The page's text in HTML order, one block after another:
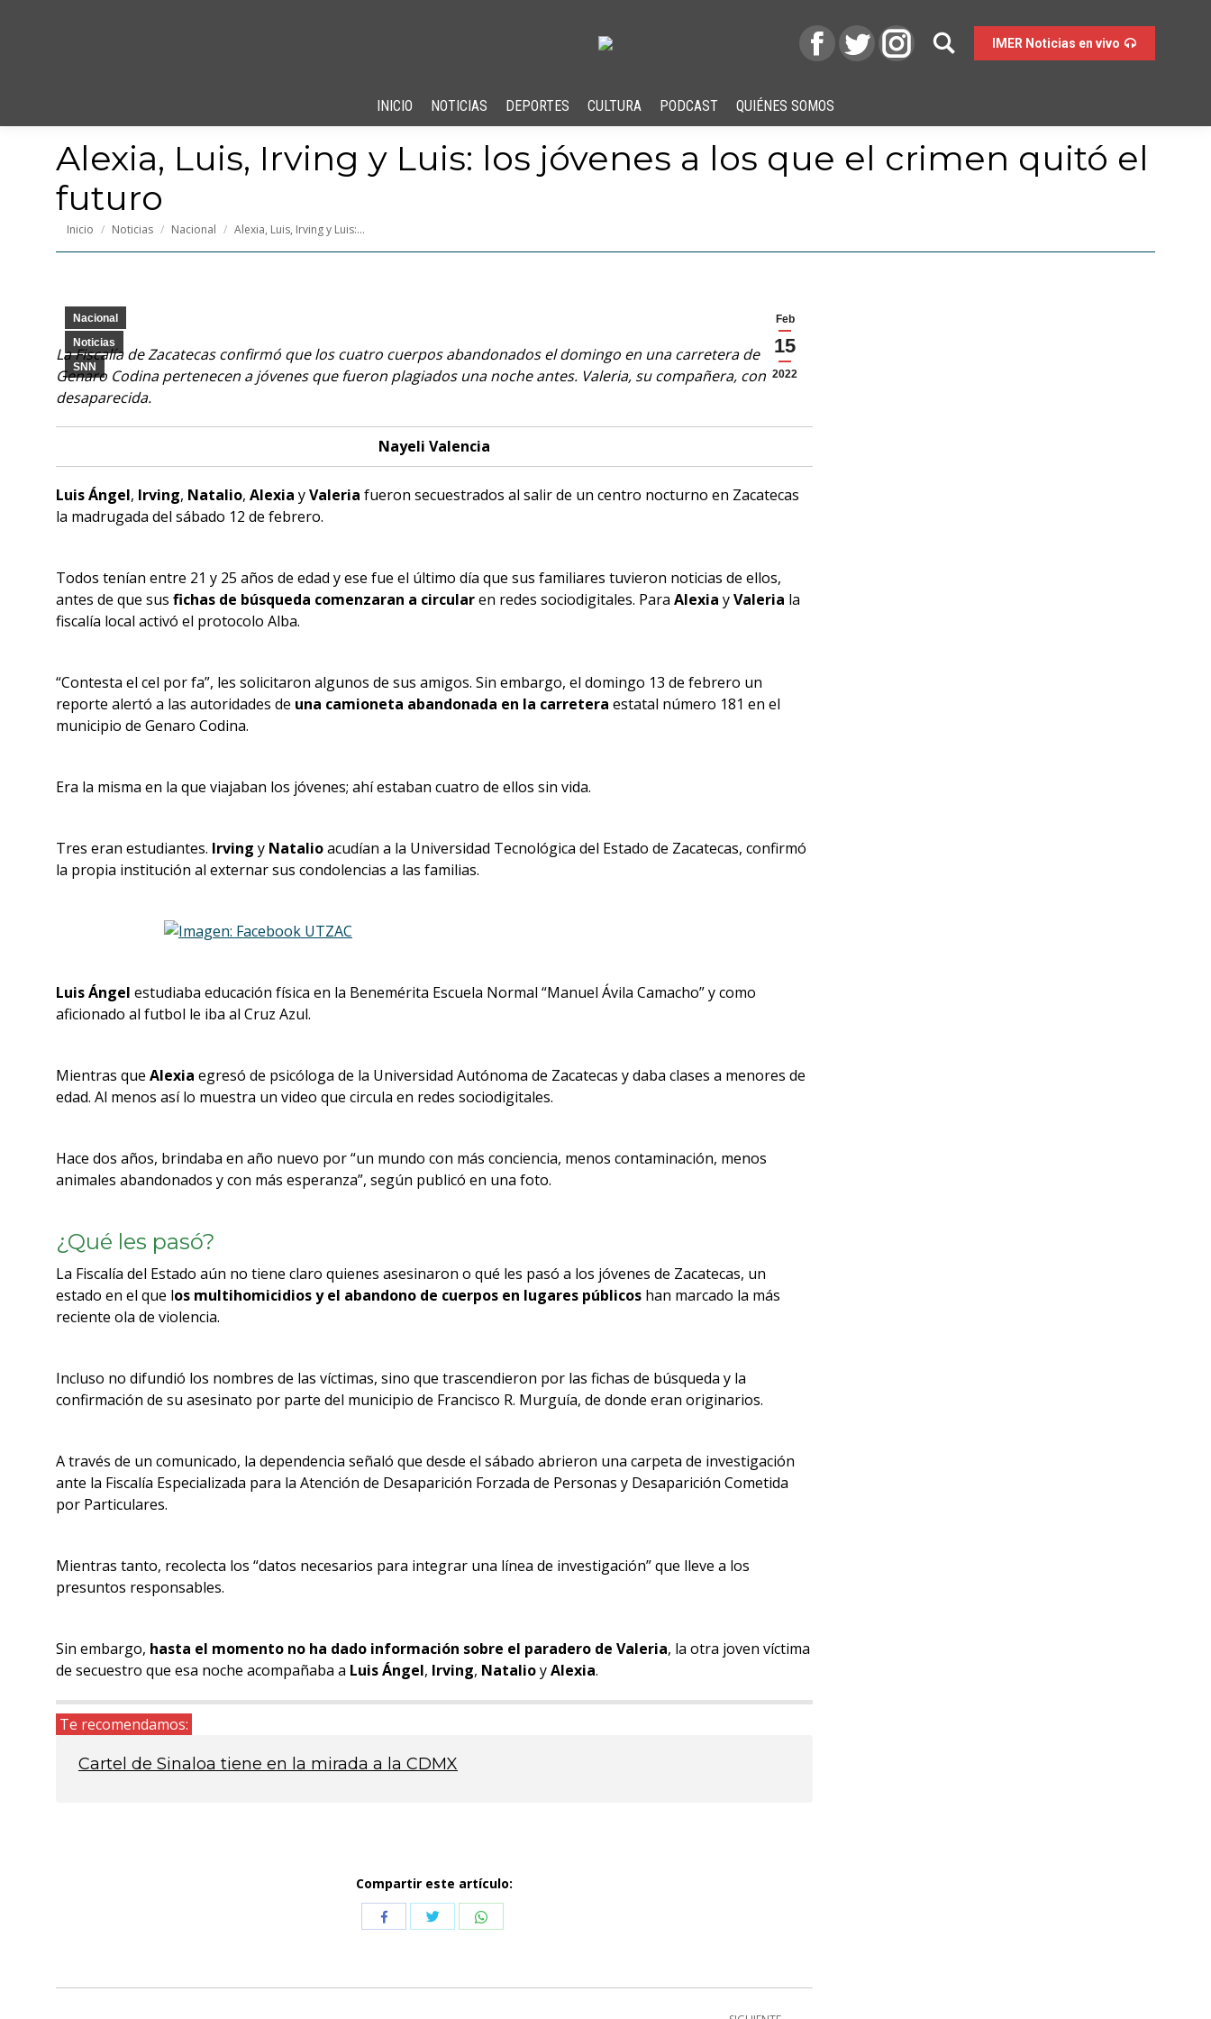
IMER Noticias en vivo
INICIO NOTICIAS DEPORTES CULTURA PODCAST QUIÉNES SOMOS
Alexia, Luis, Irving y Luis: los jóvenes a los que el crimen quitó el
futuro
Estás aquí:
Inicio Noticias Nacional Alexia, Luis, Irving y Luis:…
Feb
15
2022
Nacional
Noticias
SNN
La Fiscalía de Zacatecas confirmó que los cuatro cuerpos abandonados el domingo en una carretera de
Genaro Codina pertenecen a jóvenes que fueron plagiados una noche antes. Valeria, su compañera, continúa
desaparecida.
Nayeli Valencia
LuisÁngel, Irving, Natalio, Alexia yValeria fueron secuestrados al salir de un centro nocturno en Zacatecas
la madrugada del sábado 12 de febrero.
Todos tenían entre 21 y 25 años de edad y ese fue el último día que sus familiares tuvieron noticias de ellos,
antes de que sus fichas de búsqueda comenzaran a circularen redes sociodigitales. Para Alexia yValeria la
fiscalía local activó el protocolo Alba.
“Contesta el cel por fa”, les solicitaron algunos de sus amigos. Sin embargo, el domingo 13 de febrero un
reporte alertó a las autoridades de una camioneta abandonada en la carretera estatal número 181 en el
municipio de Genaro Codina.
Era la misma en la que viajaban los jóvenes; ahí estaban cuatro de ellos sin vida.
Tres eran estudiantes. Irving y Natalioacudían a la Universidad Tecnológica del Estado de Zacatecas, confirmó
la propia institución al externar sus condolencias a las familias.
Luis Ángel estudiaba educación física en la Benemérita Escuela Normal “Manuel Ávila Camacho” y como
aficionado al futbol le iba al Cruz Azul.
Mientras que Alexia egresó de psicóloga de la Universidad Autónoma de Zacatecas y daba clases a menores de
edad. Al menos así lo muestra un video que circula en redes sociodigitales.
Hace dos años, brindaba en año nuevo por “un mundo con más conciencia, menos contaminación, menos
animales abandonados y con más esperanza”, según publicó en una foto.
¿Qué les pasó?
La Fiscalía del Estado aún no tiene claro quienes asesinaron o qué les pasó a los jóvenes de Zacatecas, un
estado en el que los multihomicidios y el abandono de cuerpos en lugares públicos han marcado la más
reciente ola de violencia.
Incluso no difundió los nombres de las víctimas, sino que trascendieron por las fichas de búsqueda y la
confirmación de su asesinato por parte del municipio de Francisco R. Murguía, de donde eran originarios.
A través de un comunicado, la dependencia señaló que desde el sábado abrieron una carpeta de investigación
ante la Fiscalía Especializada para la Atención de Desaparición Forzada de Personas y Desaparición Cometida
por Particulares.
Mientras tanto, recolecta los “datos necesarios para integrar una línea de investigación” que lleve a los
presuntos responsables.
Sin embargo, hasta el momento no ha dado información sobre el paradero de Valeria, la otra joven víctima
de secuestro que esa noche acompañaba a Luis Ángel, Irving, NatalioyAlexia.
Te recomendamos:
Cartel de Sinaloa tiene en la mirada a la CDMX
Compartir este artículo:
CompartirCompartirCompartir